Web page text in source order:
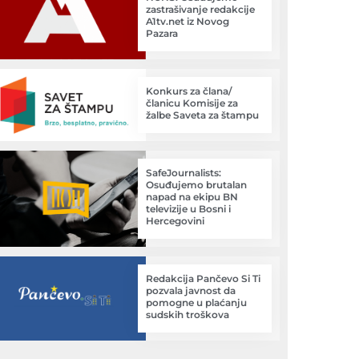
zastrašivanje redakcije
A1tv.net iz Novog
Pazara
Konkurs za člana/
članicu Komisije za
žalbe Saveta za štampu
SafeJournalists:
Osuđujemo brutalan
napad na ekipu BN
televizije u Bosni i
Hercegovini
Redakcija Pančevo Si Ti
pozvala javnost da
pomogne u plaćanju
sudskih troškova